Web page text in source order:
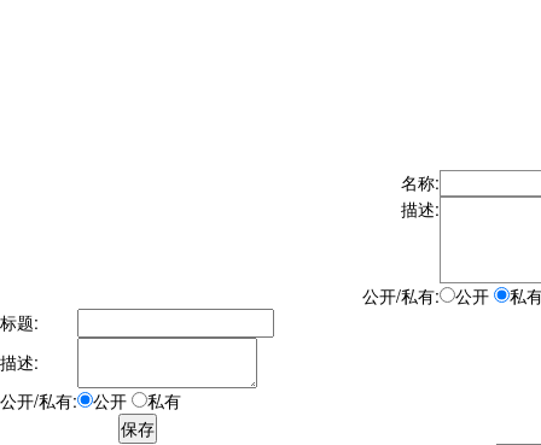
名称:
描述:
公开/私有: 公开
私
标题:
描述:
公开/私有:
公开 私有